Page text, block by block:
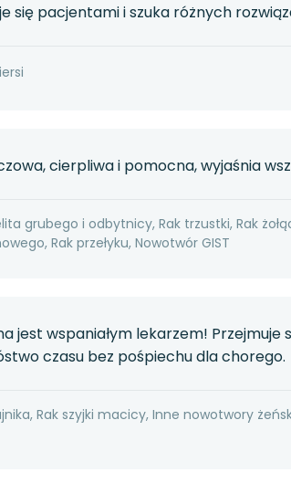
się pacjentami i szuka różnych
cierpliwa i pomocna, wyjaśnia
grubego i odbytnicy, Rak trzustki, Rak
Rak przełyku, Nowotwór GIST
jest wspaniałym lekarzem!
czasu bez pośpiechu dla chorego.
Rak szyjki macicy, Inne nowotwory